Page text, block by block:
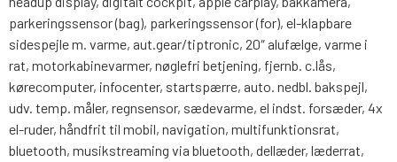
parkeringssensor (bag), parkeringssensor (for), el-klapbare
sidespejle m. varme, aut.gear/tiptronic, 20″ alufælge, varme i
rat, motorkabinevarmer, nøglefri betjening, fjernb. c.lås,
kørecomputer, infocenter, startspærre, auto. nedbl. bakspejl,
udv. temp. måler, regnsensor, sædevarme, el indst. forsæder, 4x
el-ruder, håndfrit til mobil, navigation, multifunktionsrat,
bluetooth, musikstreaming via bluetooth, dellæder, læderrat,